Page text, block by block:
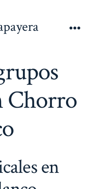
Chorro
en